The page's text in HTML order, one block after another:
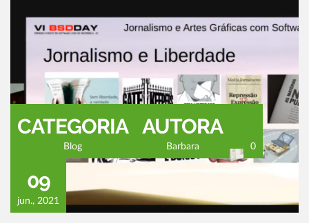
CATEGORIA
Blog
AUTORA
Barbara 0
09
jun., 2021